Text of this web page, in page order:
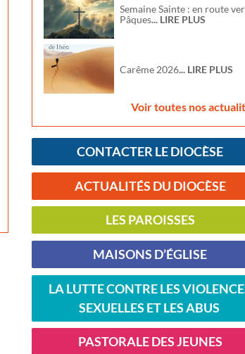
Semaine Sainte : en route
Pâques... LIRE PLUS
Carême 2026... LIRE PLUS
Voir toutes nos
CONTACTER LE DIOCÈSE
ACTUALITÉS DU DIOCÈSE
LES PAROISSES
MAISONS D’ÉGLISE
LA LUTTE CONTRE LES
SEXUELLES ET LES ABUS
PASTORALE DES JEUNES